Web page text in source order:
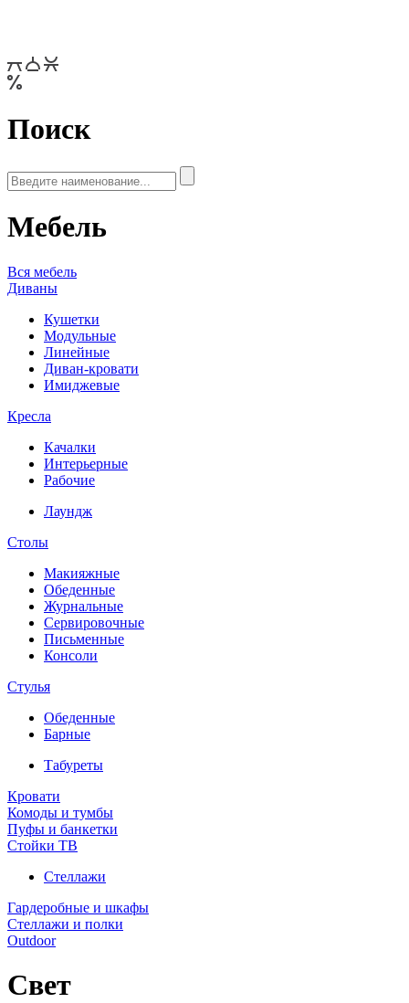
Поиск
Мебель
Вся мебель
Диваны
Кушетки
Модульные
Линейные
Диван-кровати
Имиджевые
Кресла
Качалки
Интерьерные
Рабочие
Лаундж
Столы
Макияжные
Обеденные
Журнальные
Сервировочные
Письменные
Консоли
Стулья
Обеденные
Барные
Табуреты
Кровати
Комоды и тумбы
Пуфы и банкетки
Стойки ТВ
Стеллажи
Гардеробные и шкафы
Стеллажи и полки
Outdoor
Свет